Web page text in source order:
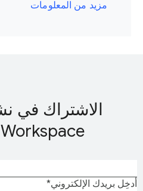
مزيد من المعلومات
Workspace الإخبارية.
أدخِل بريدك الإلكتروني